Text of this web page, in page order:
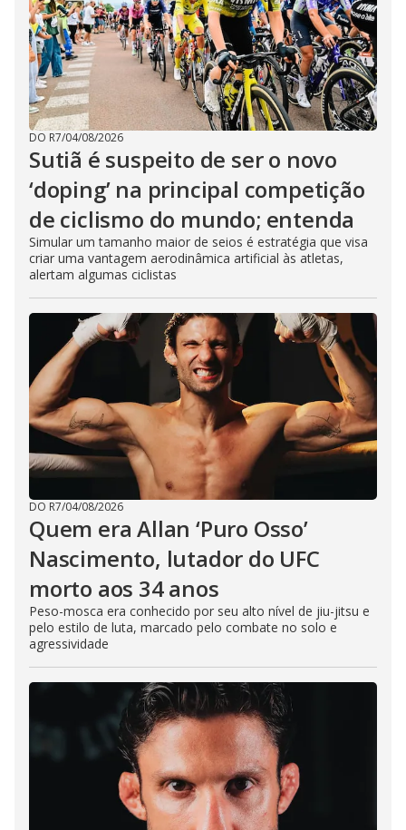
DO R7/04/08/2026
Sutiã é suspeito de ser o novo
‘doping’ na principal competição
de ciclismo do mundo; entenda
Simular um tamanho maior de seios é estratégia que visa
criar uma vantagem aerodinâmica artificial às atletas,
alertam algumas ciclistas
DO R7/04/08/2026
Quem era Allan ‘Puro Osso’
Nascimento, lutador do UFC
morto aos 34 anos
Peso-mosca era conhecido por seu alto nível de jiu-jitsu e
pelo estilo de luta, marcado pelo combate no solo e
agressividade